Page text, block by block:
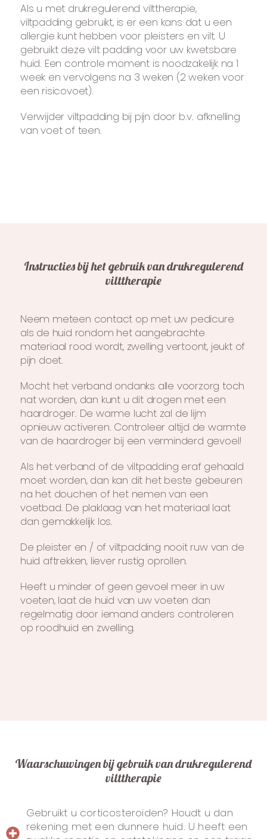
Als u met drukregulerend vilttherapie,
viltpadding gebruikt, is er een kans dat u een
allergie kunt hebben voor pleisters en vilt. U
gebruikt deze vilt padding voor uw kwetsbare
huid. Een controle moment is noodzakelijk na 1
week en vervolgens na 3 weken (2 weken voor
een risicovoet).
Verwijder viltpadding bij pijn door b.v. afknelling
van voet of teen.
Instructies bij het gebruik van drukregulerend
vilttherapie
Neem meteen contact op met uw pedicure
als de huid rondom het aangebrachte
materiaal rood wordt, zwelling vertoont, jeukt of
pijn doet.
Mocht het verband ondanks alle voorzorg toch
nat worden, dan kunt u dit drogen met een
haardroger. De warme lucht zal de lijm
opnieuw activeren. Controleer altijd de warmte
van de haardroger bij een verminderd gevoel!
Als het verband of de viltpadding eraf gehaald
moet worden, dan kan dit het beste gebeuren
na het douchen of het nemen van een
voetbad. De plaklaag van het materiaal laat
dan gemakkelijk los.
De pleister en / of viltpadding nooit ruw van de
huid aftrekken, liever rustig oprollen.
Heeft u minder of geen gevoel meer in uw
voeten, laat de huid van uw voeten dan
regelmatig door iemand anders controleren
op roodhuid en zwelling.
Waarschuwingen bij gebruik van drukregulerend
vilttherapie
Gebruikt u corticosteroïden? Houdt u dan
rekening met een dunnere huid. U heeft een